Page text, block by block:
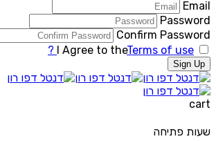
Email
Password
Confirm Password
I Agree to theTerms of use ?
Sign Up
cart
שעות פתיחה